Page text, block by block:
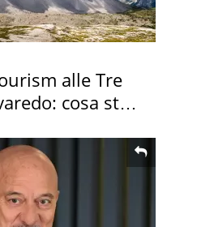
alle Tre
cosa sta